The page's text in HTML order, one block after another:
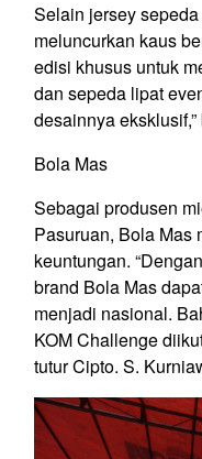
Selain jersey
meluncurkan kaus
edisi khusus untuk
dan sepeda lipat
desainnya
Bola Mas
Sebagai produsen
Pasuruan, Bola Mas
keuntungan.
brand Bola Mas
menjadi nasional.
KOM Challenge
tutur Cipto. S.